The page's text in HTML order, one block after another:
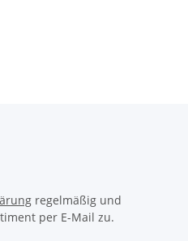
regelmäßig und
per E-Mail zu.